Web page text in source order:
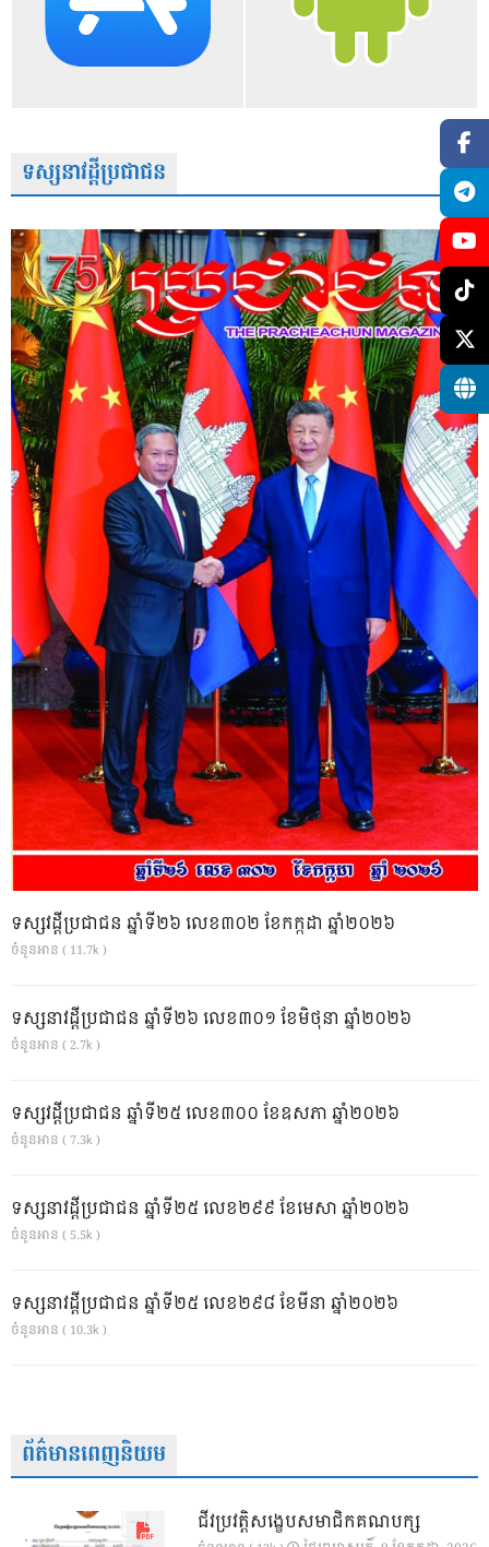
ទស្សនាវដ្តីប្រជាជន
ទស្សវដ្តីប្រជាជន ឆ្នាំទី២៦ លេខ៣០២ ខែកក្កដា ឆ្នាំ២០២៦
ចំនួនអាន ( 11.7k )
ទស្សនាវដ្ដីប្រជាជន ឆ្នាំទី២៦ លេខ៣០១ ខែមិថុនា ឆ្នាំ២០២៦
ចំនួនអាន ( 2.7k )
ទស្សវដ្តីប្រជាជន ឆ្នាំទី២៥ លេខ៣០០ ខែឧសភា ឆ្នាំ២០២៦
ចំនួនអាន ( 7.3k )
ទស្សនាវដ្ដីប្រជាជន ឆ្នាំទី២៥ លេខ២៩៩ ខែមេសា ឆ្នាំ២០២៦
ចំនួនអាន ( 5.5k )
ទស្សនាវដ្ដីប្រជាជន ឆ្នាំទី២៥ លេខ២៩៨ ខែមីនា ឆ្នាំ២០២៦
ចំនួនអាន ( 10.3k )
ព័ត៌មានពេញនិយម
ជីវប្រវត្តិសង្ខេបសមាជិកគណបក្ស